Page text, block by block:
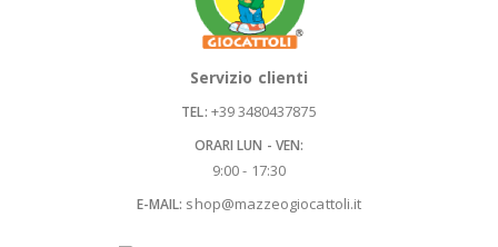
Servizio clienti
TEL: +39 3480437875
ORARI LUN - VEN:
9:00 - 17:30
E-MAIL: shop@mazzeogiocattoli.it